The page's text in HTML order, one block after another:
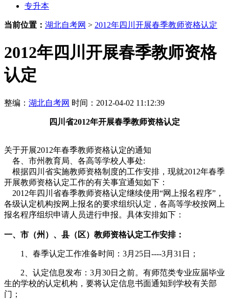
专升本
当前位置： 湖北自考网 > 2012年四川开展春季教师资格认定
2012年四川开展春季教师资格
认定
整编： 湖北自考网 时间：2012-04-02 11:12:39
四川省2012年开展春季教师资格认定
关于开展2012年春季教师资格认定的通知
各、市州教育局、各高等学校人事处:
根据四川省实施教师资格制度的工作安排，现就2012年春季
开展教师资格认定工作的有关事宜通知如下：
2012年四川省春季教师资格认定继续使用“网上报名程序”，
各级认定机构按网上报名的要求组织认定，各高等学校按网上
报名程序组织申请人员进行申报。具体安排如下：
一、市（州）、县（区）教师资格认定工作安排：
1、春季认定工作准备时间：3月25日----3月31日；
2、认定信息发布：3月30日之前。有师范类专业应届毕业
生的学校的认定机构，要将认定信息书面通知到学校有关部
门；